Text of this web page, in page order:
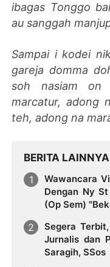
ibagas Tonggo
au sanggah
Sampai i kodei
gareja domma
soh nasiam on
marcatur, adong
teh, adong na
BERITA LAINNYA
Wawancara
Dengan Ny
(Op Sem)
Segera
Jurnalis dan
Saragih, SSos